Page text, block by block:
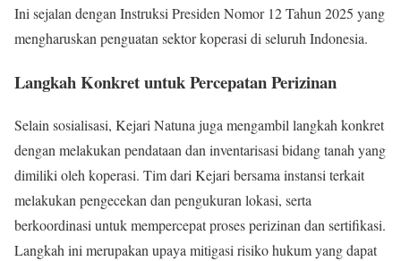
Ini sejalan dengan Instruksi Presiden Nomor 12 Tahun 2025 yang
mengharuskan penguatan sektor koperasi di seluruh Indonesia.
Langkah Konkret untuk Percepatan Perizinan
Selain sosialisasi, Kejari Natuna juga mengambil langkah konkret
dengan melakukan pendataan dan inventarisasi bidang tanah yang
dimiliki oleh koperasi. Tim dari Kejari bersama instansi terkait
melakukan pengecekan dan pengukuran lokasi, serta
berkoordinasi untuk mempercepat proses perizinan dan sertifikasi.
Langkah ini merupakan upaya mitigasi risiko hukum yang dapat